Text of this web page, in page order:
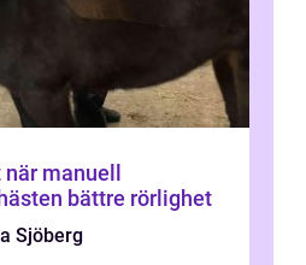
bättre rörlighet
Sjöberg